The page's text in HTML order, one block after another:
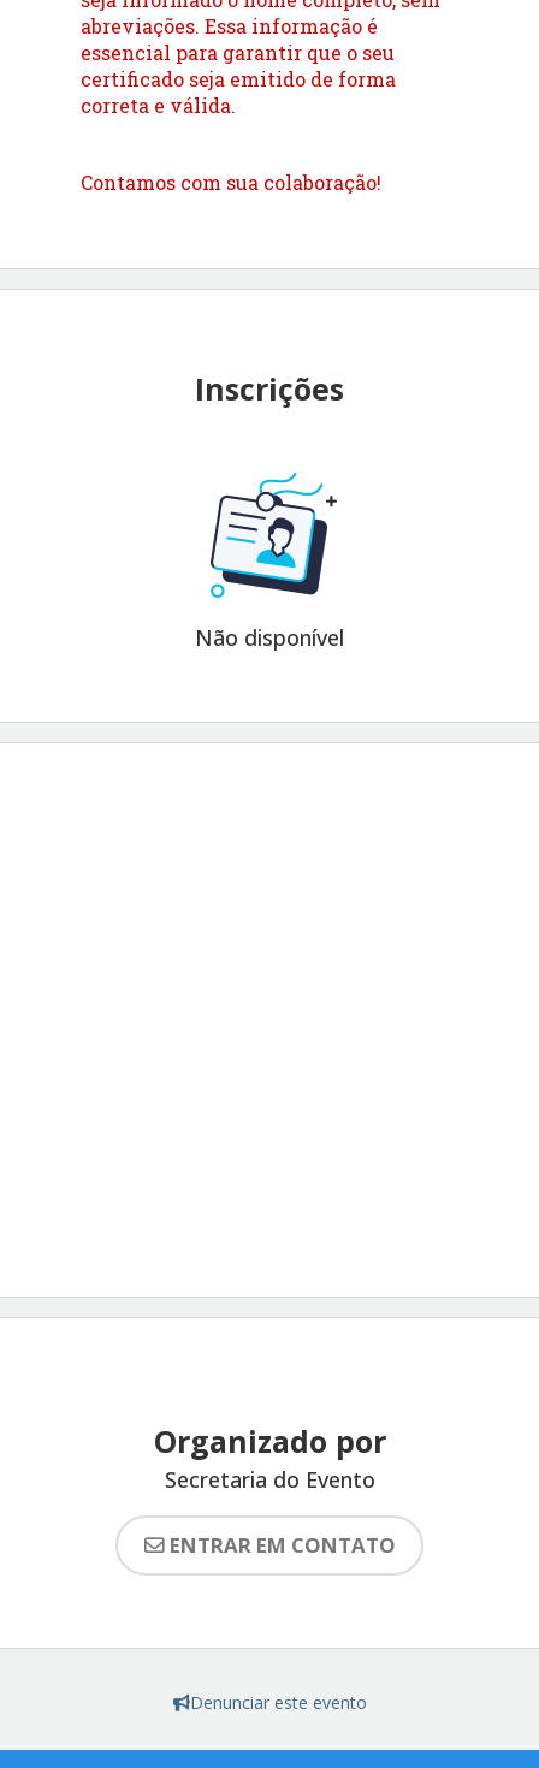
abreviações. Essa informação é
essencial para garantir que o seu
certificado seja emitido de forma
correta e válida.
Contamos com sua colaboração!
Inscrições
Não disponível
Organizado por
Secretaria do Evento
ENTRAR EM CONTATO
Denunciar este evento